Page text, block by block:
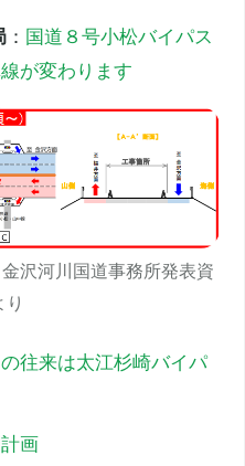
： 国道８号小松バイパス
が変わります
沢河川国道事務所発表資
り
往来は太江杉崎バイパ
画